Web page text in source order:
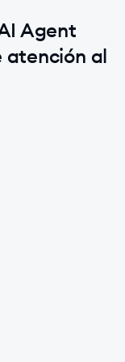
Agent
atención al